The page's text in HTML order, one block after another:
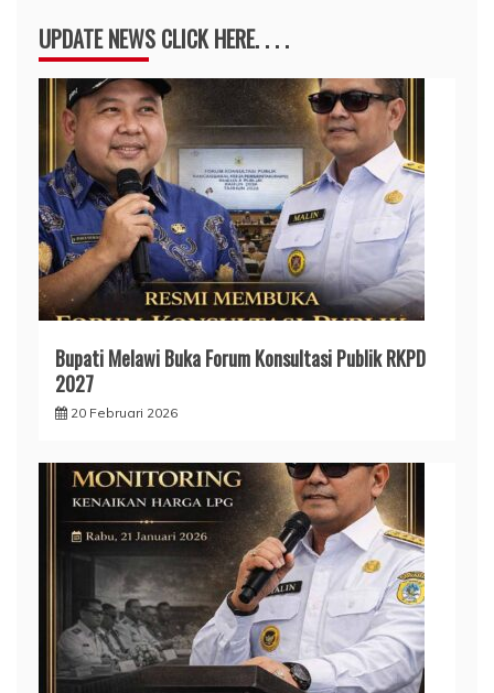
UPDATE NEWS CLICK HERE. . . .
Bupati Melawi Buka Forum Konsultasi Publik RKPD
2027
20 Februari 2026